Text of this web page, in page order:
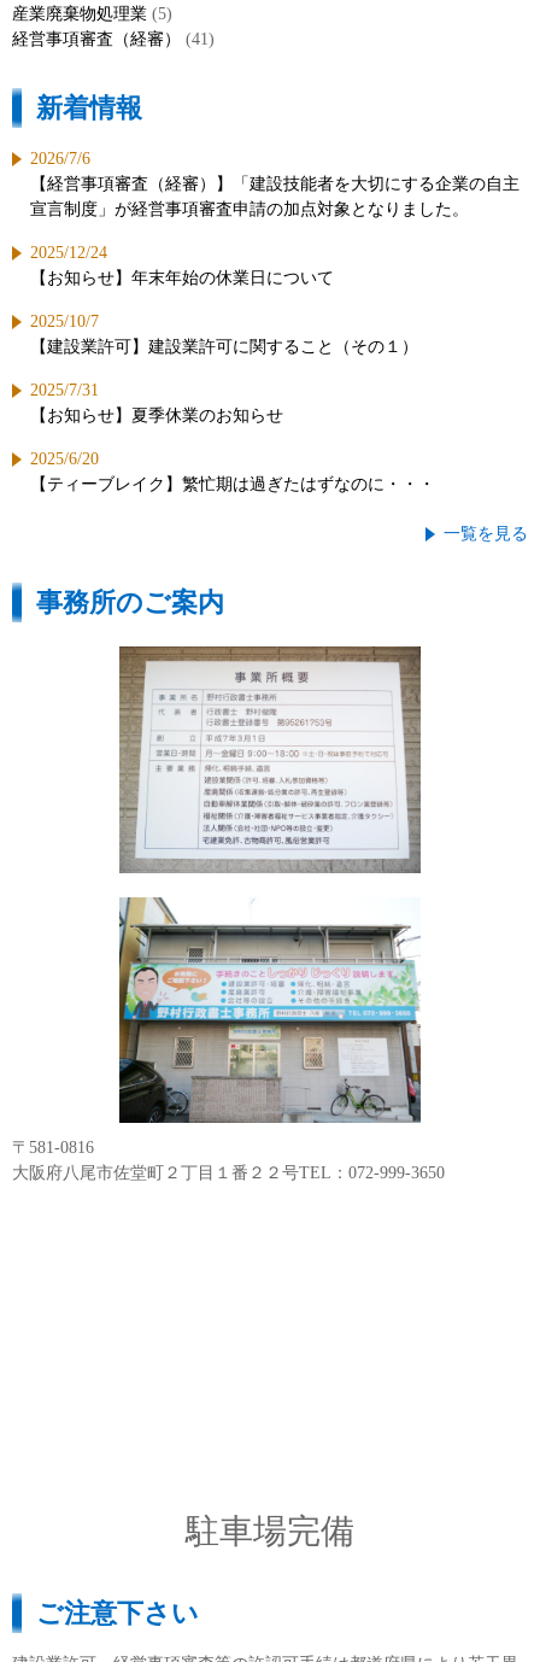
産業廃棄物処理業 (5)
経営事項審査（経審）
(41)
新着情報
2026/7/6
【経営事項審査（経審）】「建設技能者を大切にする企業の自主
宣言制度」が経営事項審査申請の加点対象となりました。
2025/12/24
【お知らせ】年末年始の休業日について
2025/10/7
【建設業許可】建設業許可に関すること（その１）
2025/7/31
【お知らせ】夏季休業のお知らせ
2025/6/20
【ティーブレイク】繁忙期は過ぎたはずなのに・・・
一覧を見る
事務所のご案内
〒581-0816
大阪府八尾市佐堂町２丁目１番２２号TEL：072-999-3650
駐車場完備
ご注意下さい